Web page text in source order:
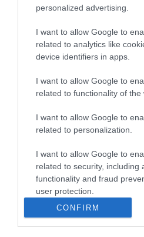
personalized advertising.
I want to allow Google to
related to analytics like
device identifiers in apps.
I want to allow Google to
related to functionality of the
I want to allow Google to
related to personalization.
I want to allow Google to
related to security, including
functionality and fraud
user protection.
CONFIRM
ΡΟΗ ΕΙΔΗΣΕΩΝ
Το χρηματοδοτούμενο
Gaming Police”
ενισχύει την ασφάλεια
διαδίκτυο
ΑΑΔΕ: Διευκρινίσεις
παραβάσεις που
αφορούν τους ΦΗΜ
31.07.2026
Σ. Καλαφάτης: «Η
Τεχνητή Νοημοσύνη
δεν είναι απλώς μια
νέα τεχνολογία, είναι